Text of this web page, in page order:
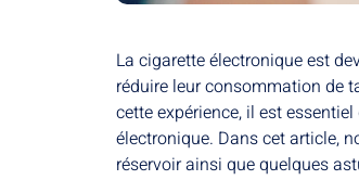
La cigarette électronique est
réduire leur consommation de
cette expérience, il est
électronique. Dans cet article,
réservoir ainsi que quelques